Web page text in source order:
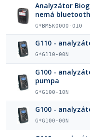
Analyzátor
nemá bluetooth
G*BM5K0000-010
G110 -
G*G110-00N
G100 -
pumpa
G*G100-10N
G100 -
G*G100-00N